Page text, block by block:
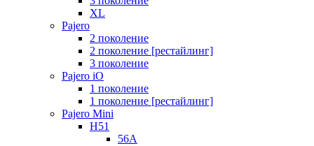
XL
Pajero
2 поколение
2 поколение [рестайлинг]
3 поколение
Pajero iO
1 поколение
1 поколение [рестайлинг]
Pajero Mini
H51
56A